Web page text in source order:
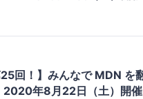
25回！】みんなで MDN を
2020年8月22日（土）開催